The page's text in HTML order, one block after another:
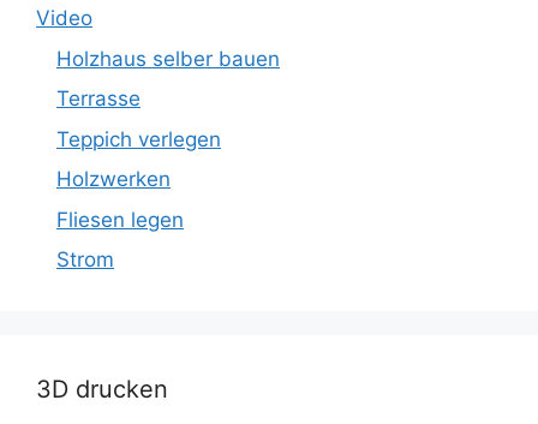
Video
Holzhaus selber bauen
Terrasse
Teppich verlegen
Holzwerken
Fliesen legen
Strom
3D drucken